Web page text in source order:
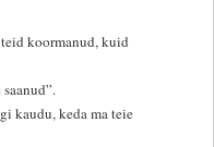
koormanud, kuid
kaudu, keda ma teie